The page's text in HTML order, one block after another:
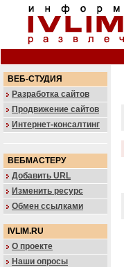
ВЕБ-СТУДИЯ
Разработка сайтов
Продвижение сайтов
Интернет-консалтинг
ВЕБМАСТЕРУ
Добавить URL
Изменить ресурс
Обмен ссылками
IVLIM.RU
О проекте
Наши опросы